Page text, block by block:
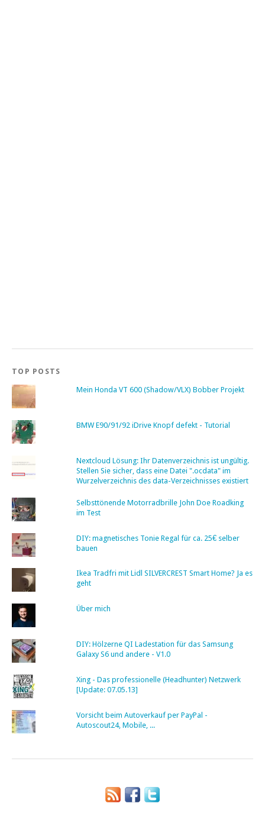
TOP POSTS
Mein Honda VT 600 (Shadow/VLX) Bobber Projekt
BMW E90/91/92 iDrive Knopf defekt - Tutorial
Nextcloud Lösung: Ihr Datenverzeichnis ist ungültig.
Stellen Sie sicher, dass eine Datei ".ocdata" im
Wurzelverzeichnis des data-Verzeichnisses existiert
Selbsttönende Motorradbrille John Doe Roadking
im Test
DIY: magnetisches Tonie Regal für ca. 25€ selber
bauen
Ikea Tradfri mit Lidl SILVERCREST Smart Home? Ja es
geht
Über mich
DIY: Hölzerne QI Ladestation für das Samsung
Galaxy S6 und andere - V1.0
Xing - Das professionelle (Headhunter) Netzwerk
[Update: 07.05.13]
Vorsicht beim Autoverkauf per PayPal -
Autoscout24, Mobile, ...